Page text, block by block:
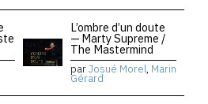
L’ombre d’un doute
— Marty Supreme /
The Mastermind
parJosué Morel, Marin
Gérard